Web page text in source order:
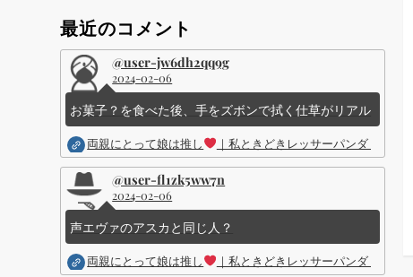
最近のコメント
@user-jw6dh2qq9g
2024-02-06
お菓子？を食べた後、手をズボンで拭く仕草がリアル
両親にとって娘は推し ｜私ときどきレッサーパンダ ｜
@user-fl1zk5ww7n
2024-02-06
声エヴァのアスカと同じ人？
両親にとって娘は推し ｜私ときどきレッサーパンダ ｜